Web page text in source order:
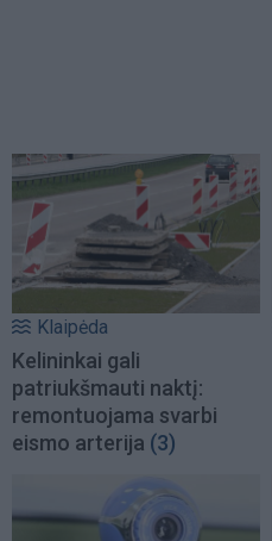
Klaipėda
Kelininkai gali
patriukšmauti naktį:
remontuojama svarbi
eismo arterija (3)